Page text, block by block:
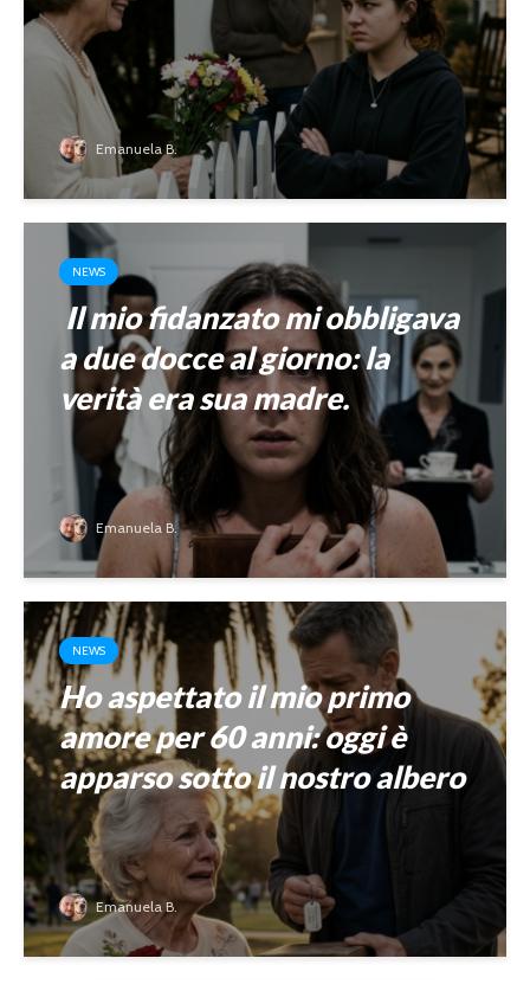
Emanuela B.
NEWS
Il mio fidanzato mi obbligava
a due docce al giorno: la
verità era sua madre.
Emanuela B.
NEWS
Ho aspettato il mio primo
amore per 60 anni: oggi è
apparso sotto il nostro albero
Emanuela B.